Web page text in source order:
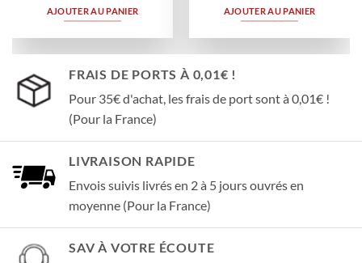
AJOUTER AU PANIER AJOUTER AU PANIER
FRAIS DE PORTS À 0,01€ !
Pour 35€ d'achat, les frais de port sont à 0,01€ !
(Pour la France)
LIVRAISON RAPIDE
Envois suivis livrés en 2 à 5 jours ouvrés en
moyenne (Pour la France)
SAV À VOTRE ÉCOUTE